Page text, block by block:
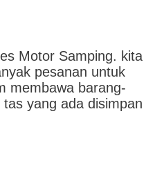
Motor Samping. kita
pesanan untuk
membawa barang-
yang ada disimpan